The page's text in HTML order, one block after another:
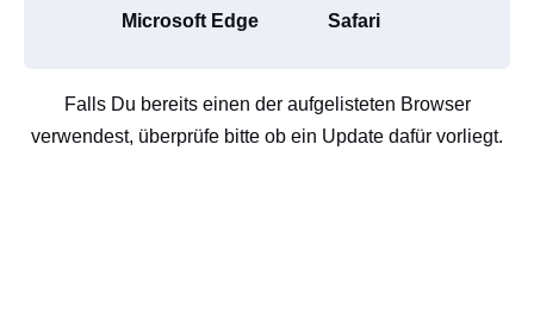
Microsoft Edge Safari
Falls Du bereits einen der aufgelisteten Browser
verwendest, überprüfe bitte ob ein Update dafür vorliegt.